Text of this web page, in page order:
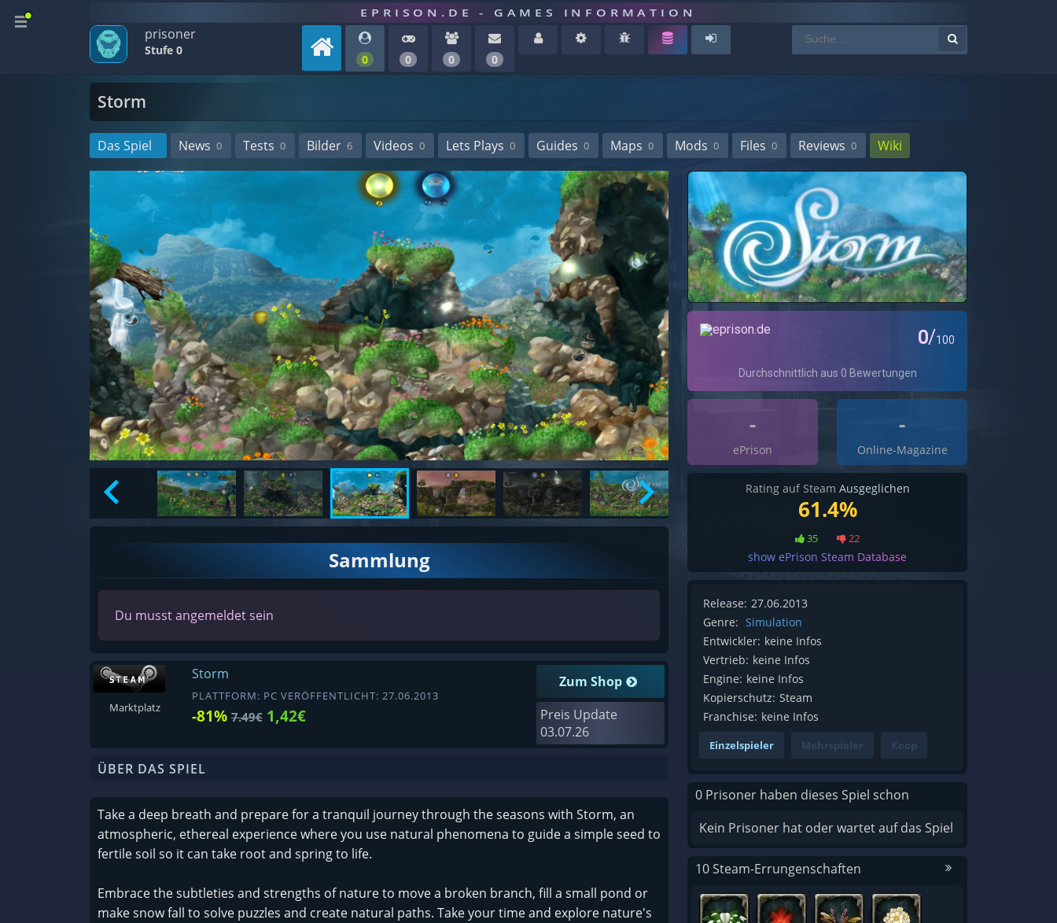
EPRISON.DE - GAMES INFORMATION
prisoner
Stufe 0
0 0 0 0
Storm
Das Spiel News 0 Tests 0 Bilder 6 Videos 0 Lets Plays 0 Guides 0 Maps 0 Mods 0 Files 0 Reviews 0 Wiki
Sammlung
Du musst angemeldet sein
Marktplatz
Storm
PLATTFORM: PC VERÖFFENTLICHT: 27.06.2013
-81% 7.49€ 1,42€
Zum Shop
Preis Update
03.07.26
ÜBER DAS SPIEL
Take a deep breath and prepare for a tranquil journey through the seasons with Storm, an
atmospheric, ethereal experience where you use natural phenomena to guide a simple seed to
fertile soil so it can take root and spring to life.
Embrace the subtleties and strengths of nature to move a broken branch, fill a small pond or
make snow fall to solve puzzles and create natural paths. Take your time and explore nature's
-
ePrison
-
Online-Magazine
Rating auf Steam Ausgeglichen
61.4%
35 22
show ePrison Steam Database
Release: 27.06.2013
Genre: Simulation
Entwickler: keine Infos
Vertrieb: keine Infos
Engine: keine Infos
Kopierschutz: Steam
Franchise: keine Infos
Einzelspieler Mehrspieler Koop
0 Prisoner haben dieses Spiel schon
Kein Prisoner hat oder wartet auf das Spiel
10 Steam-Errungenschaften